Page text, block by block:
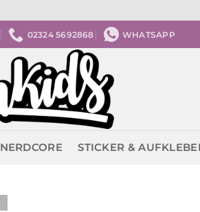
02324 5692868 WHATSAPP
NERDCORE STICKER &